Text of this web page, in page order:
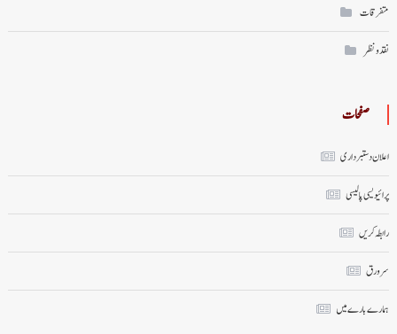
متفرقات
نقد ونظر
صفحات
اعلان دستبرداری
پرائیویسی پالیسی
رابطہ کریں
سر ورق
ہمارے بارے میں